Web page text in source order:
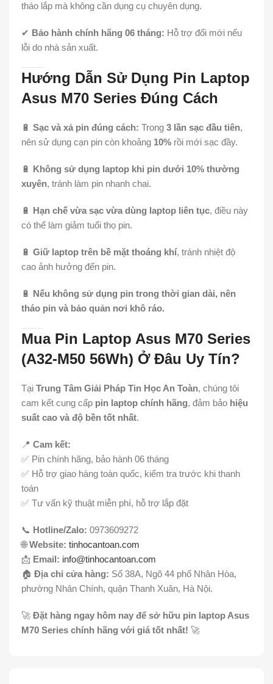
tháo lắp mà không cần dụng cụ chuyên dụng.
✔ Bảo hành chính hãng 06 tháng: Hỗ trợ đổi mới nếu
lỗi do nhà sản xuất.
Hướng Dẫn Sử Dụng Pin Laptop
Asus M70 Series Đúng Cách
🔋 Sạc và xả pin đúng cách: Trong 3 lần sạc đầu tiên,
nên sử dụng cạn pin còn khoảng 10% rồi mới sạc đầy.
🔋 Không sử dụng laptop khi pin dưới 10% thường
xuyên, tránh làm pin nhanh chai.
🔋 Hạn chế vừa sạc vừa dùng laptop liên tục, điều này
có thể làm giảm tuổi thọ pin.
🔋 Giữ laptop trên bề mặt thoáng khí, tránh nhiệt độ
cao ảnh hưởng đến pin.
🔋 Nếu không sử dụng pin trong thời gian dài, nên
tháo pin và bảo quản nơi khô ráo.
Mua Pin Laptop Asus M70 Series
(A32-M50 56Wh) Ở Đâu Uy Tín?
Tại Trung Tâm Giải Pháp Tin Học An Toàn, chúng tôi
cam kết cung cấp pin laptop chính hãng, đảm bảo hiệu
suất cao và độ bền tốt nhất.
📍 Cam kết:
✅ Pin chính hãng, bảo hành 06 tháng
✅ Hỗ trợ giao hàng toàn quốc, kiểm tra trước khi thanh
toán
✅ Tư vấn kỹ thuật miễn phí, hỗ trợ lắp đặt
📞 Hotline/Zalo: 0973609272
🌐Website: tinhocantoan.com
📩 Email: info@tinhocantoan.com
🏠 Địa chỉ cửa hàng: Số 38A, Ngõ 44 phố Nhân Hòa,
phường Nhân Chính, quận Thanh Xuân, Hà Nội.
🚀 Đặt hàng ngay hôm nay để sở hữu pin laptop Asus
M70 Series chính hãng với giá tốt nhất! 🚀